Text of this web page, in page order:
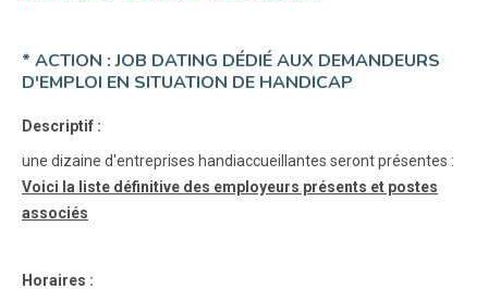
* ACTION : JOB DATING DÉDIÉ AUX DEMANDEURS
D'EMPLOI EN SITUATION DE HANDICAP
Descriptif :
une dizaine d'entreprises handiaccueillantes seront présentes :
Voici la liste définitive des employeurs présents et postes
associés
Horaires :